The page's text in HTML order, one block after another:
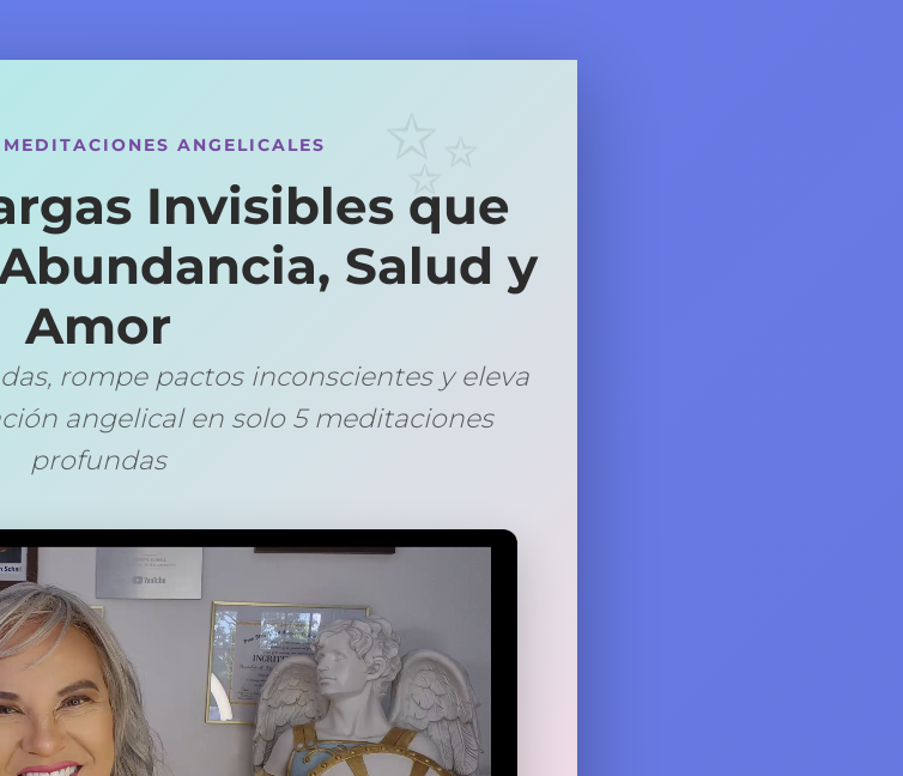
ANGELICALES
Invisibles que
Salud y
Amor
rompe pactos inconscientes y eleva
angelical en solo 5 meditaciones
profundas